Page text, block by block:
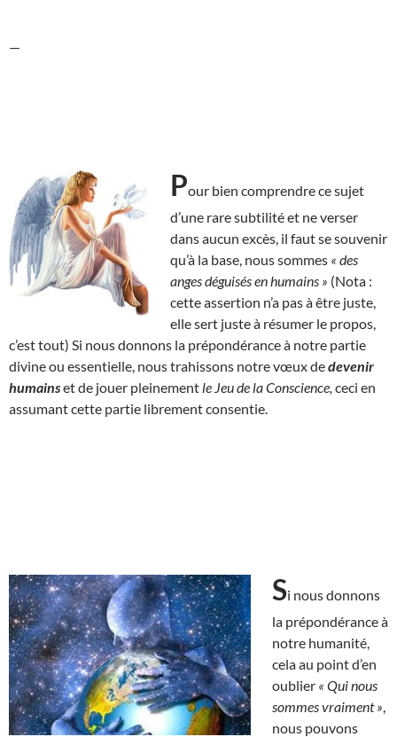
—
Pour bien comprendre ce sujet
d’une rare subtilité et ne verser
dans aucun excès, il faut se souvenir
qu’à la base, nous sommes « des
anges déguisés en humains » (Nota :
cette assertion n’a pas à être juste,
elle sert juste à résumer le propos,
c’est tout) Si nous donnons la prépondérance à notre partie
divine ou essentielle, nous trahissons notre vœux dedevenir
humainset de jouer pleinement le Jeu de la Conscience, ceci en
assumant cette partie librement consentie.
Si nous donnons
la prépondérance à
notre humanité,
cela au point d’en
oublier « Qui nous
sommes vraiment »
nous pouvons